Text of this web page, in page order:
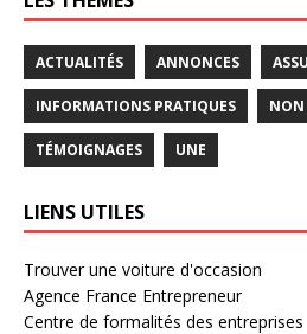
ACTUALITÉS ANNONCES
INFORMATIONS PRATIQUES NON
TÉMOIGNAGES UNE
LIENS UTILES
Trouver une voiture d'occasion
Agence France Entrepreneur
Centre de formalités des entreprises